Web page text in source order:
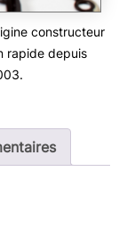
constructeur
rapide depuis